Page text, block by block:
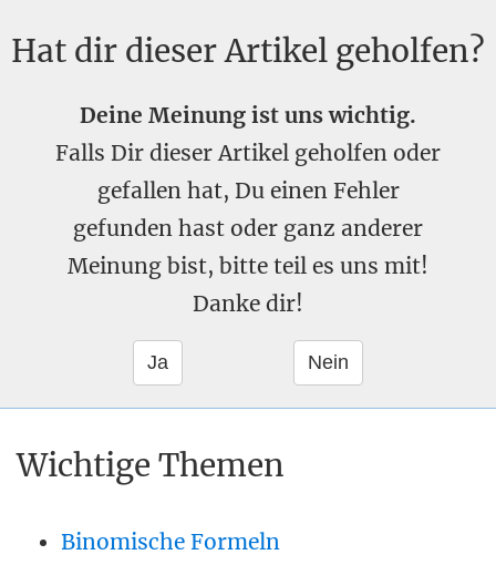
Hat dir dieser Artikel geholfen?
Deine Meinung ist uns wichtig.
Falls Dir dieser Artikel geholfen oder
gefallen hat, Du einen Fehler
gefunden hast oder ganz anderer
Meinung bist, bitte teil es uns mit!
Danke dir!
Wichtige Themen
Binomische Formeln